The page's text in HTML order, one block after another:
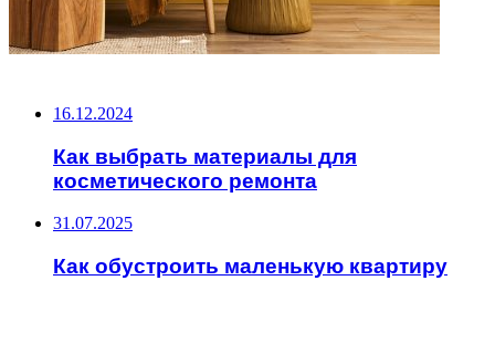
16.12.2024
Как выбрать материалы для
косметического ремонта
31.07.2025
Как обустроить маленькую квартиру